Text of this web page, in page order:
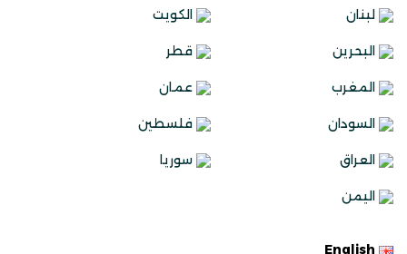
لبنان الكويت
البحرين قطر
المغرب عمان
السودان فلسطين
العراق سوريا
اليمن